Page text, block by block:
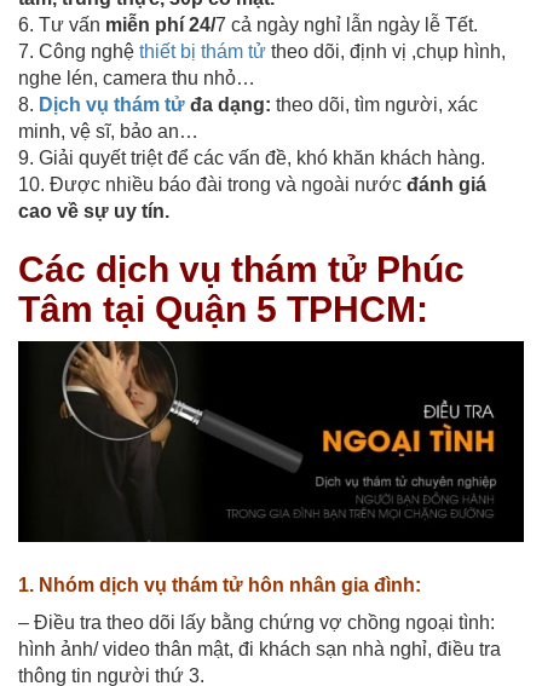
6. Tư vấn miễn phí 24/7 cả ngày nghỉ lẫn ngày lễ Tết.
7. Công nghệ thiết bị thám tử theo dõi, định vị ,chụp hình,
nghe lén, camera thu nhỏ…
8. Dịch vụ thám tử đa dạng: theo dõi, tìm người, xác
minh, vệ sĩ, bảo an…
9. Giải quyết triệt để các vấn đề, khó khăn khách hàng.
10. Được nhiều báo đài trong và ngoài nước đánh giá
cao về sự uy tín.
Các dịch vụ thám tử Phúc
Tâm tại Quận 5 TPHCM:
1. Nhóm dịch vụ thám tử hôn nhân gia đình:
– Điều tra theo dõi lấy bằng chứng vợ chồng ngoại tình:
hình ảnh/ video thân mật, đi khách sạn nhà nghỉ, điều tra
thông tin người thứ 3.